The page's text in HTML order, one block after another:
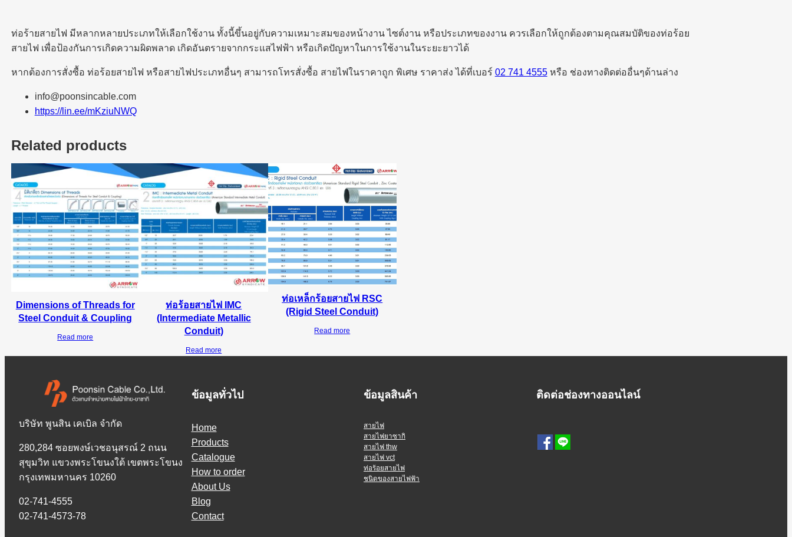
ท่อร้ายสายไฟ มีหลากหลายประเภทให้เลือกใช้งาน ทั้งนี้ขึ้นอยู่กับความเหมาะสมของหน้างาน ไซต์งาน หรือประเภทของงาน ควรเลือกให้ถูกต้องตามคุณสมบัติของท่อร้อย
สายไฟ เพื่อป้องกันการเกิดความผิดพลาด เกิดอันตรายจากกระแสไฟฟ้า หรือเกิดปัญหาในการใช้งานในระยะยาวได้
หากต้องการสั่งซื้อ ท่อร้อยสายไฟ หรือสายไฟประเภทอื่นๆ สามารถโทรสั่งซื้อ สายไฟในราคาถูก พิเศษ ราคาส่ง ได้ที่เบอร์ 02 741 4555หรือ ช่องทางติดต่ออื่นๆด้านล่าง
info@poonsincable.com
https://lin.ee/mKziuNWQ
Related products
Dimensions of Threads for
Steel Conduit & Coupling
Read more
ท่อร้อยสายไฟ IMC
(Intermediate Metallic
Conduit)
Read more
ท่อเหล็กร้อยสายไฟ RSC
(Rigid Steel Conduit)
Read more
บริษัท พูนสิน เคเบิล จำกัด
280,284 ซอยพงษ์เวชอนุสรณ์ 2 ถนน
สุขุมวิท แขวงพระโขนงใต้ เขตพระโขนง
กรุงเทพมหานคร 10260
02-741-4555
02-741-4573-78
ข้อมูลทั่วไป
Home
Products
Catalogue
How to order
About Us
Blog
Contact
ข้อมูลสินค้า
สายไฟ
สายไฟยาซากิ
สายไฟ thw
สายไฟ vct
ท่อร้อยสายไฟ
ชนิดของสายไฟฟ้า
ติดต่อช่องทางออนไลน์